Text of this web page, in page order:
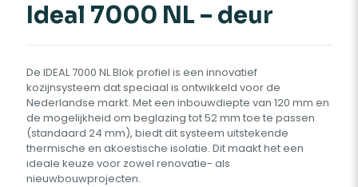
Ideal 7000 NL – deur
De IDEAL 7000 NL Blok profiel is een innovatief
kozijnsysteem dat speciaal is ontwikkeld voor de
Nederlandse markt. Met een inbouwdiepte van 120 mm en
de mogelijkheid om beglazing tot 52 mm toe te passen
(standaard 24 mm), biedt dit systeem uitstekende
thermische en akoestische isolatie. Dit maakt het een
ideale keuze voor zowel renovatie- als
nieuwbouwprojecten.